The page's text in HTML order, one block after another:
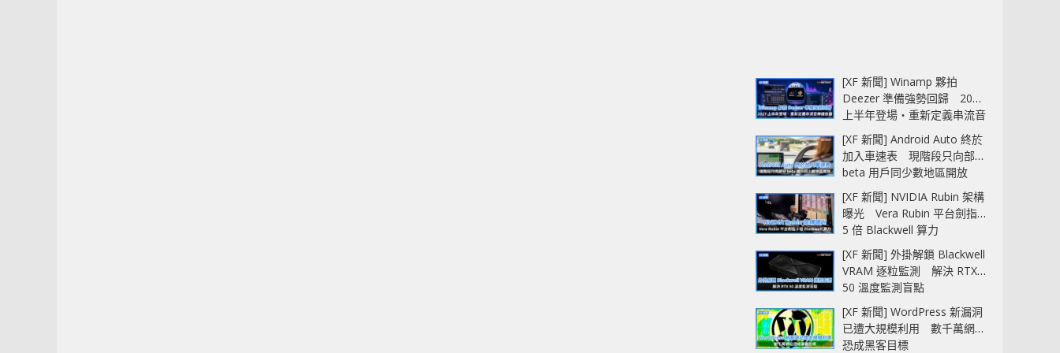
[XF 新聞] Winamp 夥拍
Deezer 準備強勢回歸 2027
上半年登場‧重新定義串流音
樂播放器
[XF 新聞] Android Auto 終於
加入車速表 現階段只向部分
beta 用戶同少數地區開放
[XF 新聞] NVIDIA Rubin 架構
曝光 Vera Rubin 平台劍指
5 倍 Blackwell 算力
[XF 新聞] 外掛解鎖 Blackwell
VRAM 逐粒監測 解決 RTX
50 溫度監測盲點
[XF 新聞] WordPress 新漏洞
已遭大規模利用 數千萬網站
恐成黑客目標